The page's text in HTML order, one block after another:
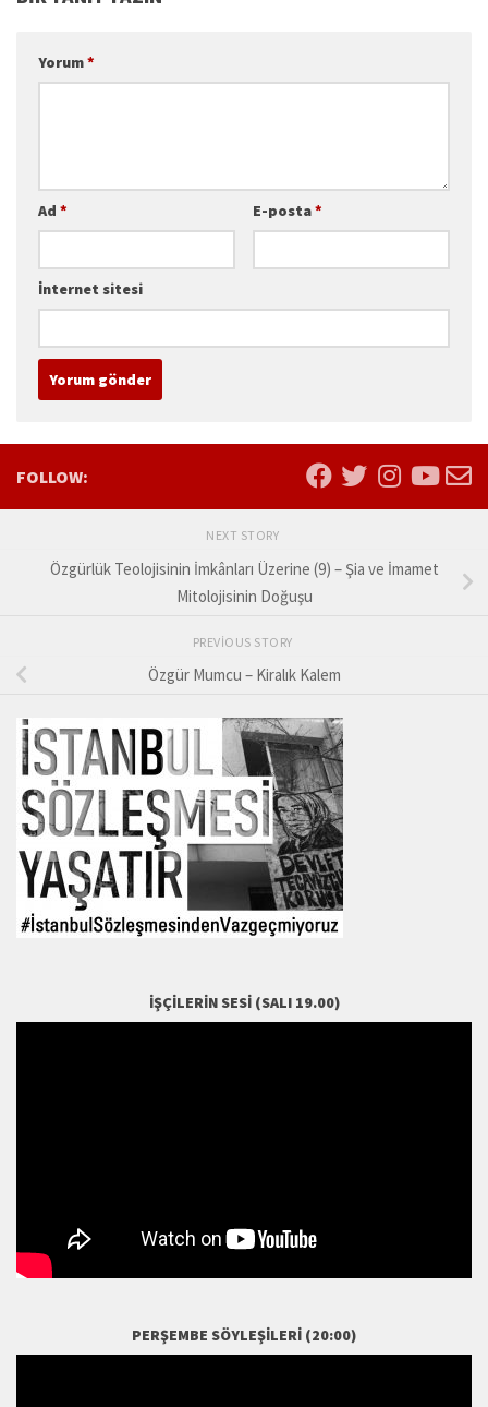
Yorum*
Ad * E-posta*
İnternet sitesi
FOLLOW:
NEXT STORY
Özgürlük Teolojisinin İmkânları Üzerine (9) – Şia ve İmamet
Mitolojisinin Doğuşu
PREVIOUS STORY
Özgür Mumcu – Kiralık Kalem
İŞÇILERIN SESI (SALI 19.00)
PERŞEMBE SÖYLEŞILERI (20:00)